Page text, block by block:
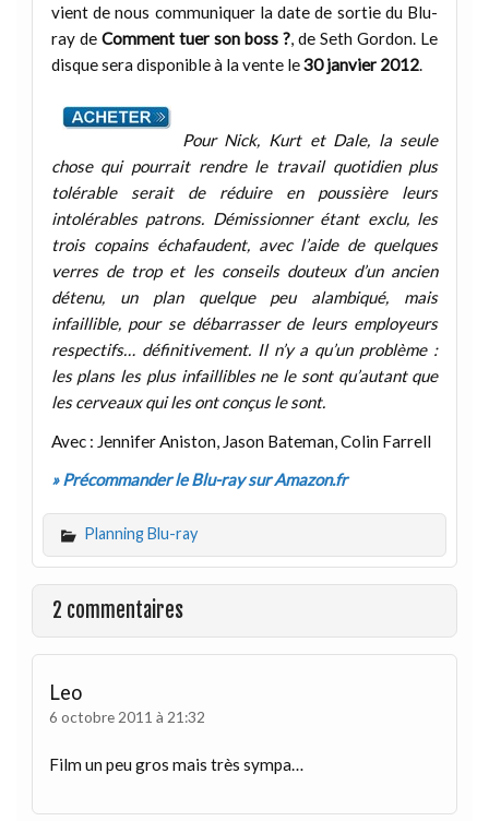
vient de nous communiquer la date de sortie du Blu-
ray de Comment tuer son boss ? , de Seth Gordon. Le
disque sera disponible à la vente le30 janvier 2012.
Pour Nick, Kurt et Dale, la seule
chose qui pourrait rendre le travail quotidien plus
tolérable serait de réduire en poussière leurs
intolérables patrons. Démissionner étant exclu, les
trois copains échafaudent, avec l’aide de quelques
verres de trop et les conseils douteux d’un ancien
détenu, un plan quelque peu alambiqué, mais
infaillible, pour se débarrasser de leurs employeurs
respectifs… définitivement. Il n’y a qu’un problème :
les plans les plus infaillibles ne le sont qu’autant que
les cerveaux qui les ont conçus le sont.
Avec : Jennifer Aniston, Jason Bateman, Colin Farrell
» Précommander le Blu-ray sur Amazon.fr
Planning Blu-ray
2 commentaires
Leo
6 octobre 2011 à 21:32
Film un peu gros mais très sympa…